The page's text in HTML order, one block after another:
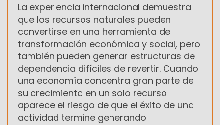
La experiencia internacional demuestra
que los recursos naturales pueden
convertirse en una herramienta de
transformación económica y social, pero
también pueden generar estructuras de
dependencia difíciles de revertir. Cuando
una economía concentra gran parte de
su crecimiento en un solo recurso
aparece el riesgo de que el éxito de una
actividad termine generando